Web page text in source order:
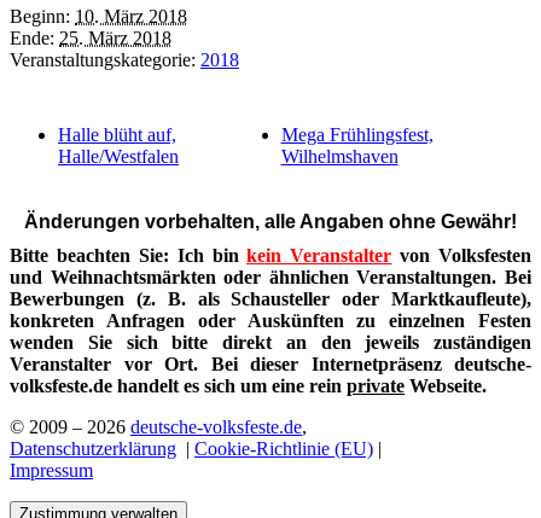
Beginn: 10. März 2018
Ende: 25. März 2018
Veranstaltungskategorie: 2018
Halle blüht auf,
Halle/Westfalen
Mega Frühlingsfest,
Wilhelmshaven
Änderungen vorbehalten, alle Angaben ohne Gewähr!
Bitte beachten Sie: Ich binkein Veranstalter von Volksfesten
und Weihnachtsmärkten oder ähnlichen Veranstaltungen. Bei
Bewerbungen (z. B. als Schausteller oder Marktkaufleute),
konkreten Anfragen oder Auskünften zu einzelnen Festen
wenden Sie sich bitte direkt an den jeweils zuständigen
Veranstalter vor Ort. Bei dieser Internetpräsenz deutsche-
volksfeste.de handelt es sich um eine rein private Webseite.
© 2009 – 2026 deutsche-volksfeste.de,
Datenschutzerklärung | Cookie-Richtlinie (EU) |
Impressum
Zustimmung verwalten